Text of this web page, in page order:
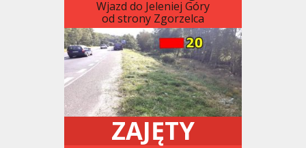
Wjazd do Jeleniej Góry
od strony Zgorzelca
ZAJĘTY